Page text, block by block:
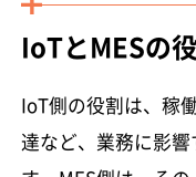
IoTとMESの
IoT側の役割は、稼
達など、業務に影